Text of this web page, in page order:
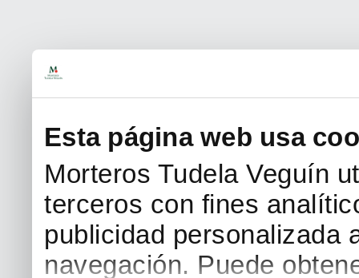
Esta página web usa
Morteros Tudela Veguín
terceros con fines
publicidad personalizada
navegación. Puede